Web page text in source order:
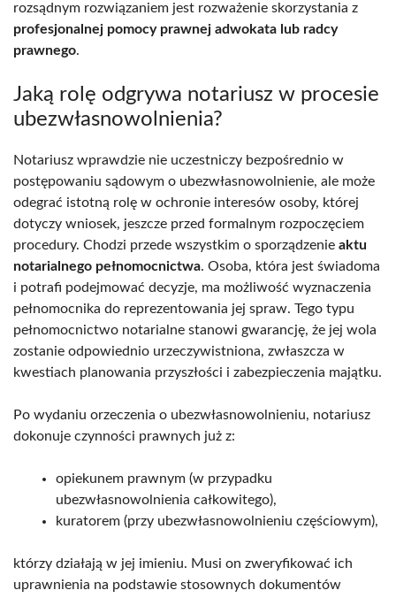
rozsądnym rozwiązaniem jest rozważenie skorzystania z
profesjonalnej pomocy prawnej adwokata lub radcy
prawnego.
Jaką rolę odgrywa notariusz w procesie
ubezwłasnowolnienia?
Notariusz wprawdzie nie uczestniczy bezpośrednio w
postępowaniu sądowym o ubezwłasnowolnienie, ale może
odegrać istotną rolę w ochronie interesów osoby, której
dotyczy wniosek, jeszcze przed formalnym rozpoczęciem
procedury. Chodzi przede wszystkim o sporządzenie aktu
notarialnego pełnomocnictwa. Osoba, która jest świadoma
i potrafi podejmować decyzje, ma możliwość wyznaczenia
pełnomocnika do reprezentowania jej spraw. Tego typu
pełnomocnictwo notarialne stanowi gwarancję, że jej wola
zostanie odpowiednio urzeczywistniona, zwłaszcza w
kwestiach planowania przyszłości i zabezpieczenia majątku.
Po wydaniu orzeczenia o ubezwłasnowolnieniu, notariusz
dokonuje czynności prawnych już z:
opiekunem prawnym (w przypadku
ubezwłasnowolnienia całkowitego),
kuratorem (przy ubezwłasnowolnieniu częściowym),
którzy działają w jej imieniu. Musi on zweryfikować ich
uprawnienia na podstawie stosownych dokumentów